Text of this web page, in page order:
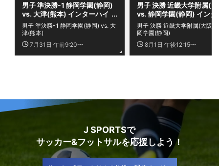
男子 準決勝-1 静岡学園(静岡)
vs. 大津(熊本) インターハイ
2026 全国高等学校総合体育
大会サッカー競技大会
7月31日 午前9:20〜
男子 準決勝-1 静岡学園(静岡) vs. 大
津(熊本)
男子 決勝 近畿大学附属(
vs. 静岡学園(静岡) インタ
イ2026 全国高等学校総
育大会サッカー競技大会
8月1日 午後12:15〜
男子 決勝 近畿大学附属(大阪)
岡学園(静岡)
J SPORTSで
サッカー&フットサルを応援しよう！